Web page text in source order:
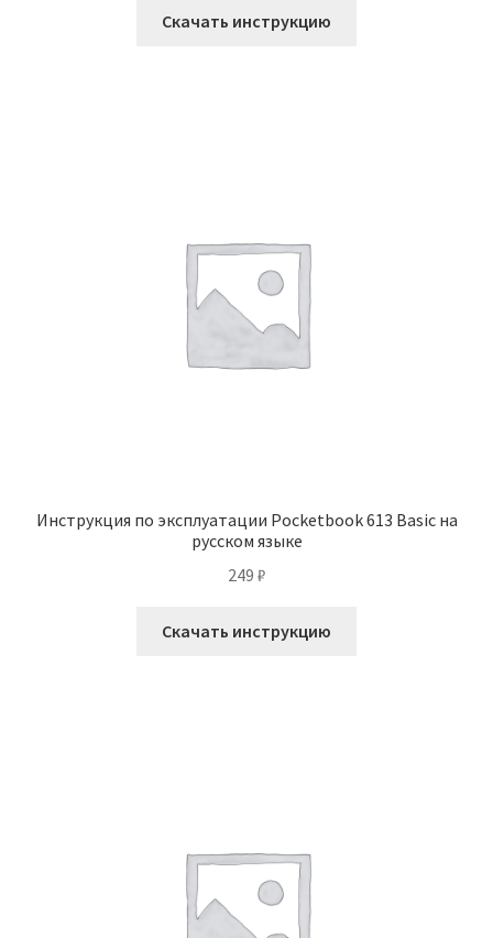
Скачать инструкцию
Инструкция по эксплуатации Pocketbook 613 Basic на
русском языке
249 ₽
Скачать инструкцию